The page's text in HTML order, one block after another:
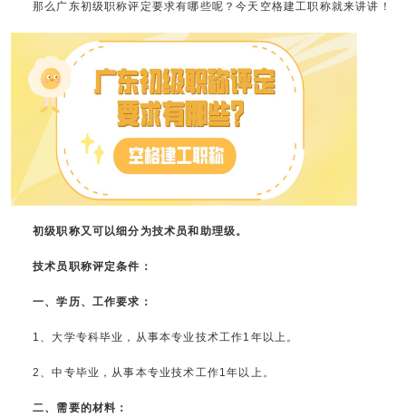
那么广东初级职称评定要求有哪些呢？今天空格建工职称就来讲讲！
初级职称又可以细分为技术员和助理级。
技术员职称评定条件：
一、学历、工作要求：
1、大学专科毕业，从事本专业技术工作1年以上。
2、中专毕业，从事本专业技术工作1年以上。
二、需要的材料：